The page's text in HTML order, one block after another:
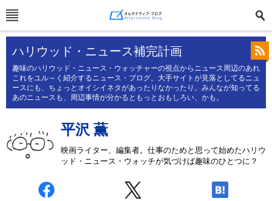
ハリウッド・ニュース補完計画
趣味のハリウッド・ニュース・ウォッチャーの視点からニュース周辺のあれ
これをユル～く紹介するニュース・ブログ。大手サイトが見落としてるニュ
ースにも、ちょっとオイシイネタがあったりなかったり。みんなが知ってる
あのニュースも、周辺事情が分かるともっとおもしろい、かも。
平沢 薫
映画ライター、編集者。仕事のためと思って始めたハリウ
ッド・ニュース・ウォッチが気づけば趣味のひとつに？